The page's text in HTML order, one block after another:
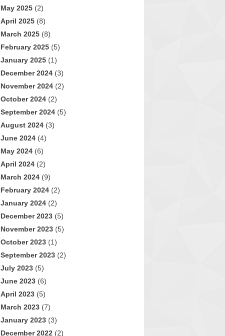
May 2025 (2)
April 2025 (8)
March 2025 (8)
February 2025 (5)
January 2025 (1)
December 2024 (3)
November 2024 (2)
October 2024 (2)
September 2024 (5)
August 2024 (3)
June 2024 (4)
May 2024 (6)
April 2024 (2)
March 2024 (9)
February 2024 (2)
January 2024 (2)
December 2023 (5)
November 2023 (5)
October 2023 (1)
September 2023 (2)
July 2023 (5)
June 2023 (6)
April 2023 (5)
March 2023 (7)
January 2023 (3)
December 2022 (2)